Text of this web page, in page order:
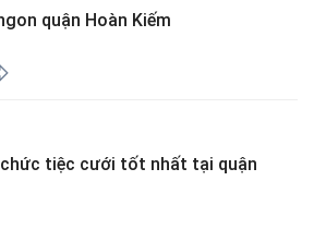
quận Hoàn Kiếm
tiệc cưới tốt nhất tại quận